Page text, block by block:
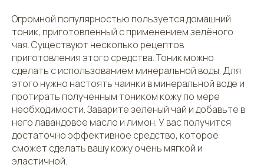
Огромной популярностью пользуется домашний
тоник, приготовленный с применением зелёного
чая. Существуют несколько рецептов
приготовления этого средства. Тоник можно
сделать с использованием минеральной воды. Для
этого нужно настоять чаинки в минеральной воде и
протирать полученным тоником кожу по мере
необходимости. Заварите зеленый чай и добавьте в
него лавандовое масло и лимон. У вас получится
достаточно эффективное средство, которое
сможет сделать вашу кожу очень мягкой и
эластичной.